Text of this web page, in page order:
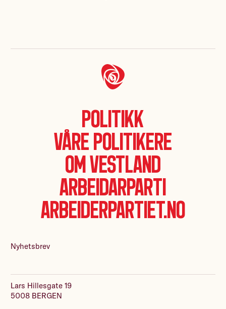
Politikk
Våre politikere
Om Vestland
Arbeidarparti
Arbeiderpartiet.no
Lars Hillesgate 19
5008 BERGEN
Nyhetsbrev